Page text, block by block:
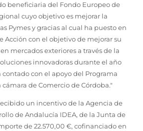
beneficiaria del Fondo Europeo de
cuyo objetivo es mejorar la
Pymes y gracias al cual ha puesto en
Acción con el objetivo de mejorar su
mercados exteriores a través de la
innovadoras durante el año
contado con el apoyo del Programa
de Comercio de Córdoba."
un incentivo de la Agencia de
de Andalucía IDEA, de la Junta de
de 22.570,00 €, cofinanciado en